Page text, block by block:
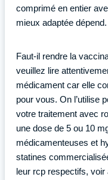
comprimé en entier
mieux adaptée dépend.
Faut-il rendre la
veuillez lire
médicament car elle
pour vous. On l’utilise
votre traitement avec
une dose de 5 ou 10
médicamenteuses et
statines
leur rcp respectifs,